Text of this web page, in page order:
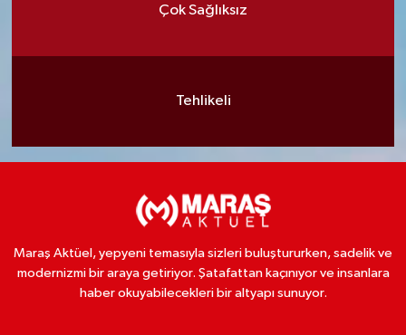
Çok Sağlıksız
Tehlikeli
Maraş Aktüel, yepyeni temasıyla sizleri buluştururken, sadelik ve
modernizmi bir araya getiriyor. Şatafattan kaçınıyor ve insanlara
haber okuyabilecekleri bir altyapı sunuyor.